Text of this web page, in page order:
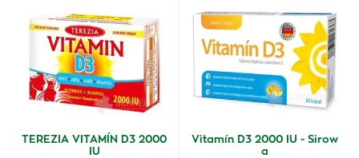
TEREZIA VITAMÍN D3 2000
IU
Vitamín D3 2000 IU - Sirow
a